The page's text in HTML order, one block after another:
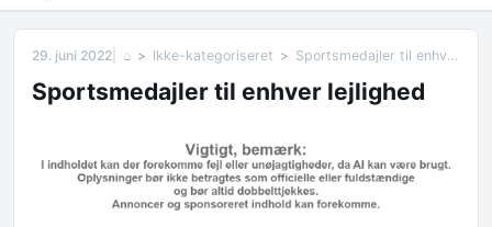
29. juni 2022 ⌂ Ikke-kategoriseret Sportsmedajler til enhver lejlighed
Sportsmedajler til enhver lejlighed